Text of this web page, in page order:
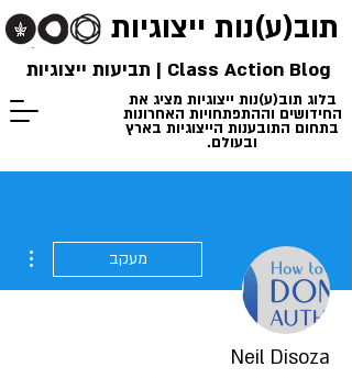
תוב(ע)נות ייצוגיות
בלוג תוב(ע)נות ייצוגיות מציג את
החידושים וההתפתחויות האחרונות
בתחום התובענות הייצוגיות בארץ
ובעולם.
Class Action Blog | תביעות ייצוגיות
מעקב
Neil Disoza